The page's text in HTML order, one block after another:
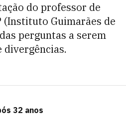
do professor de
(Instituto Guimarães de
perguntas a serem
32 anos